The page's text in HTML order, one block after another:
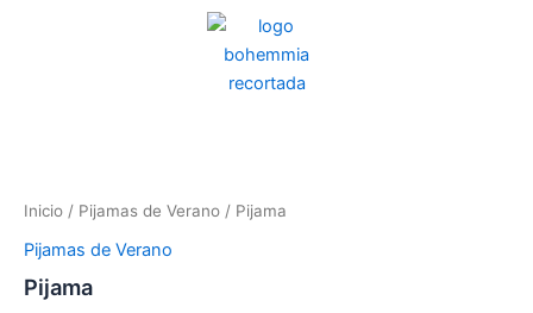
Inicio / Pijamas de Verano / Pijama
Pijamas de Verano
Pijama